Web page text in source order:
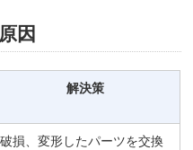
因
解決策
破損、変形したパーツを交換